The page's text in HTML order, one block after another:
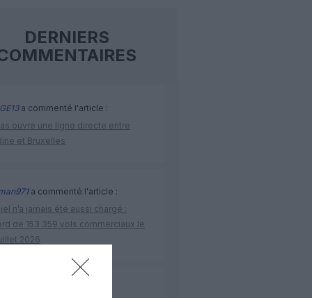
DERNIERS
a commenté l'article :
ouvre une ligne directe entre
et Bruxelles
a commenté l'article :
n’a jamais été aussi chargé :
de 153 359 vols commerciaux le
2026